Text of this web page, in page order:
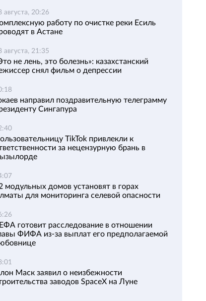
августа, 20:26
работу по очистке реки Есиль
в Астане
августа, 21:35
не лень, это болезнь»: казахстанский
снял фильм о депрессии
направил поздравительную телеграмму
Сингапура
TikTok привлекли к
за нецензурную брань в
модульных домов установят в горах
для мониторинга селевой опасности
готовит расследование в отношении
ФИФА из-за выплат его предполагаемой
Маск заявил о неизбежности
заводов SpaceX на Луне